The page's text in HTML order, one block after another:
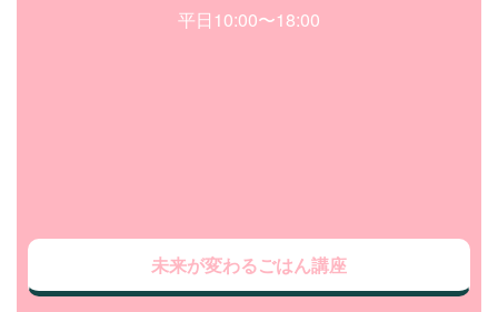
平日10:00〜18:00
未来が変わるごはん講座